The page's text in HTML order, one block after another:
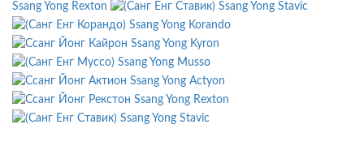
Ssang Yong Rexton
Ssang Yong Stavic
Ssang Yong Korando
Ssang Yong Kyron
Ssang Yong Musso
Ssang Yong Actyon
Ssang Yong Rexton
Ssang Yong Stavic